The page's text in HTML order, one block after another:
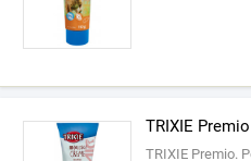
TRIXIE Premio
TRIXIE Premio.